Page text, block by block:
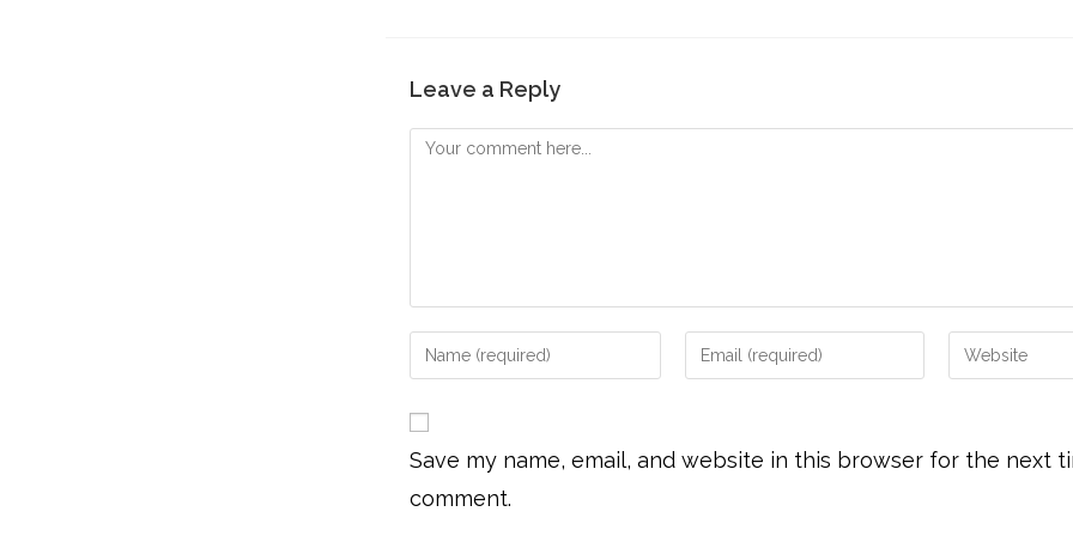
Leave a Reply
Save my name, email, and website in this browser for the next
comment.